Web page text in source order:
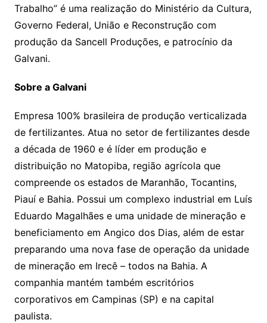
Trabalho” é uma realização do Ministério da Cultura,
Governo Federal, União e Reconstrução com
produção da Sancell Produções, e patrocínio da
Galvani.
Sobre a Galvani
Empresa 100% brasileira de produção verticalizada
de fertilizantes. Atua no setor de fertilizantes desde
a década de 1960 e é líder em produção e
distribuição no Matopiba, região agrícola que
compreende os estados de Maranhão, Tocantins,
Piauí e Bahia. Possui um complexo industrial em Luís
Eduardo Magalhães e uma unidade de mineração e
beneficiamento em Angico dos Dias, além de estar
preparando uma nova fase de operação da unidade
de mineração em Irecê – todos na Bahia. A
companhia mantém também escritórios
corporativos em Campinas (SP) e na capital
paulista.